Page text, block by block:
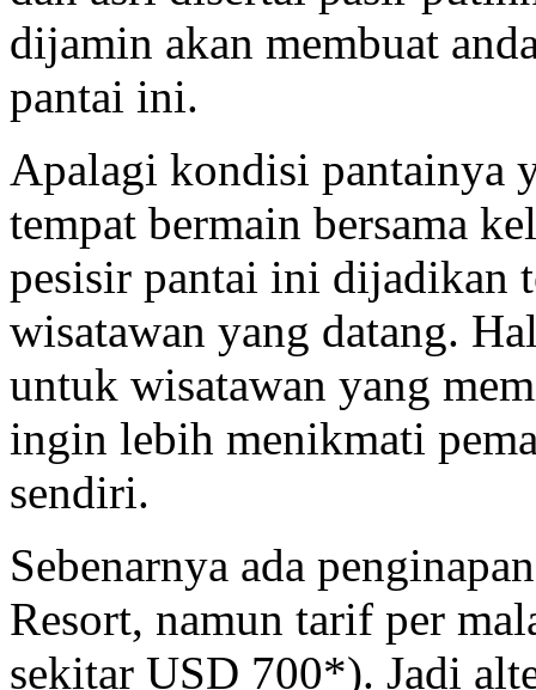
dijamin akan membuat
pantai ini.
Apalagi kondisi pantainya
tempat bermain bersama
pesisir pantai ini dijadikan
wisatawan yang datang.
untuk wisatawan yang
ingin lebih menikmati
sendiri.
Sebenarnya ada
Resort, namun tarif per
sekitar USD 700*). Jadi